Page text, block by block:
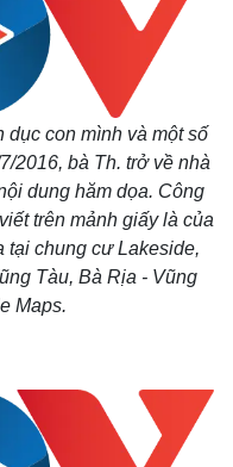
sự - Quốc phòng
khí
Nam
tích
dục con mình và một số
2016, bà Th. trở về nhà
dung hăm dọa. Công
trên mảnh giấy là của
tại chung cư Lakeside,
Tàu, Bà Rịa - Vũng
Maps.